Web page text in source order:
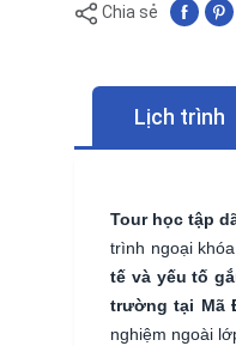
Chia sẻ
Lịch trình
Tour học tập
trình ngoại
tế và yếu tố
trường tại Mã
nghiệm ngoài